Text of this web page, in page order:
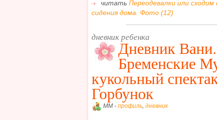
читать Переодевалки или
сидения дома. Фото (12)
дневник ребенка
Дневник
Бременские
кукольный
Горбунок
MM - профиль дневник